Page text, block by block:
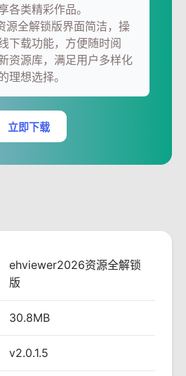
各类精彩作品。
全解锁版界面简洁，操
下载功能，方便随时阅
资源库，满足用户多样化
理想选择。
立即下载
ehviewer2026资源全解锁
版
30.8MB
v2.0.1.5